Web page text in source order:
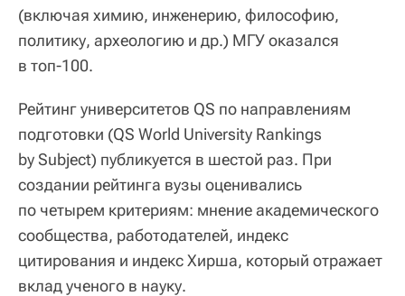
(включая химию, инженерию, философию,
политику, археологию и др.) МГУ оказался
в топ-100.
Рейтинг университетов QS по направлениям
подготовки (QS World University Rankings
by Subject) публикуется в шестой раз. При
создании рейтинга вузы оценивались
по четырем критериям: мнение академического
сообщества, работодателей, индекс
цитирования и индекс Хирша, который отражает
вклад ученого в науку.